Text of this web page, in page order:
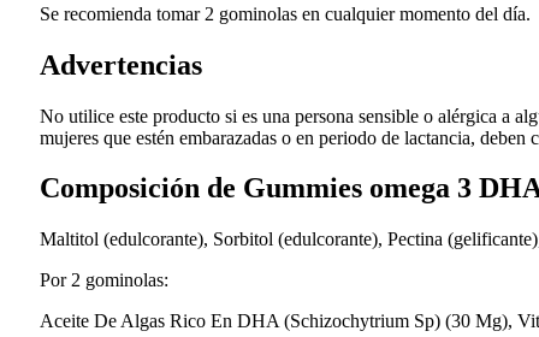
Se recomienda tomar 2 gominolas en cualquier momento del día.
Advertencias
No utilice este producto si es una persona sensible o alérgica a
mujeres que estén embarazadas o en periodo de lactancia,
Composición de Gummies omega 3
Maltitol (edulcorante), Sorbitol (edulcorante), Pectina
Por 2 gominolas:
Aceite De Algas Rico En DHA (Schizochytrium Sp) (30 Mg),